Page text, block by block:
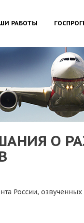
РАБОТЫ
О
России,